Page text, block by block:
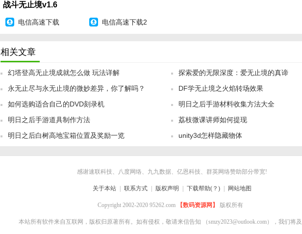
战斗无止境v1.6
电信高速下载 电信高速下载2
相关文章
幻塔登高无止境成就怎么做 玩法详解
探索爱的无限深度：爱无止境的真谛
永无止尽与永无止境的微妙差异，你了解吗？
DF学无止境之火焰转场效果
如何选购适合自己的DVD刻录机
明日之后手游材料收集方法大全
明日之后手游道具制作方法
荔枝微课讲师如何提现
明日之后白树高地宝箱位置及奖励一览
unity3d怎样隐藏物体
感谢速联科技、八度网络、九九数据、亿恩科技、群英网络赞助部分带宽!
关于本站 联系方式 版权声明 下载帮助(？) 网站地图
Copyright 2002-2020 95262.com 【数码资源网】 版权所有
本站所有软件来自互联网，版权归原著所有。如有侵权，敬请来信告知 （smzy2023@outlook.com），我们将